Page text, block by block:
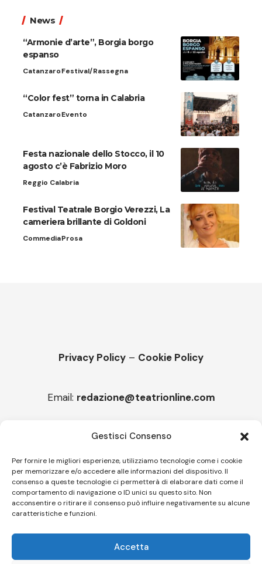
Gestisci Consenso
Per fornire le migliori esperienze, utilizziamo tecnologie come i cookie
per memorizzare e/o accedere alle informazioni del dispositivo. Il
consenso a queste tecnologie ci permetterà di elaborare dati come il
comportamento di navigazione o ID unici su questo sito. Non
acconsentire o ritirare il consenso può influire negativamente su alcune
caratteristiche e funzioni.
Accetta
News
“Armonie d’arte”, Borgia borgo
espanso
CatanzaroFestival/Rassegna
“Color fest” torna in Calabria
CatanzaroEvento
Festa nazionale dello Stocco, il 10
agosto c’è Fabrizio Moro
Reggio Calabria
Festival Teatrale Borgio Verezzi, La
cameriera brillante di Goldoni
CommediaProsa
Privacy Policy – Cookie Policy
Email: redazione@teatrionline.com
“Color fest” torna in Calabria